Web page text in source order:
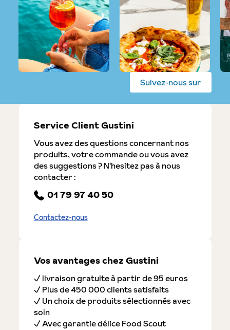
Suivez-nous sur
Service Client Gustini
Vous avez des questions concernant nos
produits, votre commande ou vous avez
des suggestions ? N'hesitez pas à nous
contacter :
01 79 97 40 50
Contactez-nous
Vos avantages chez Gustini
✓ livraison gratuite à partir de 95 euros
✓ Plus de 450 000 clients satisfaits
✓ Un choix de produits sélectionnés avec
soin
✓ Avec garantie délice Food Scout